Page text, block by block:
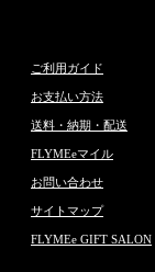
ご利用ガイド
お支払い方法
送料・納期・配送
FLYMEeマイル
お問い合わせ
サイトマップ
FLYMEe GIFT SALON